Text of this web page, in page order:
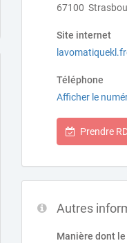
67100
Site internet
Téléphone
Afficher le
Prendre
Autres
Manière dont